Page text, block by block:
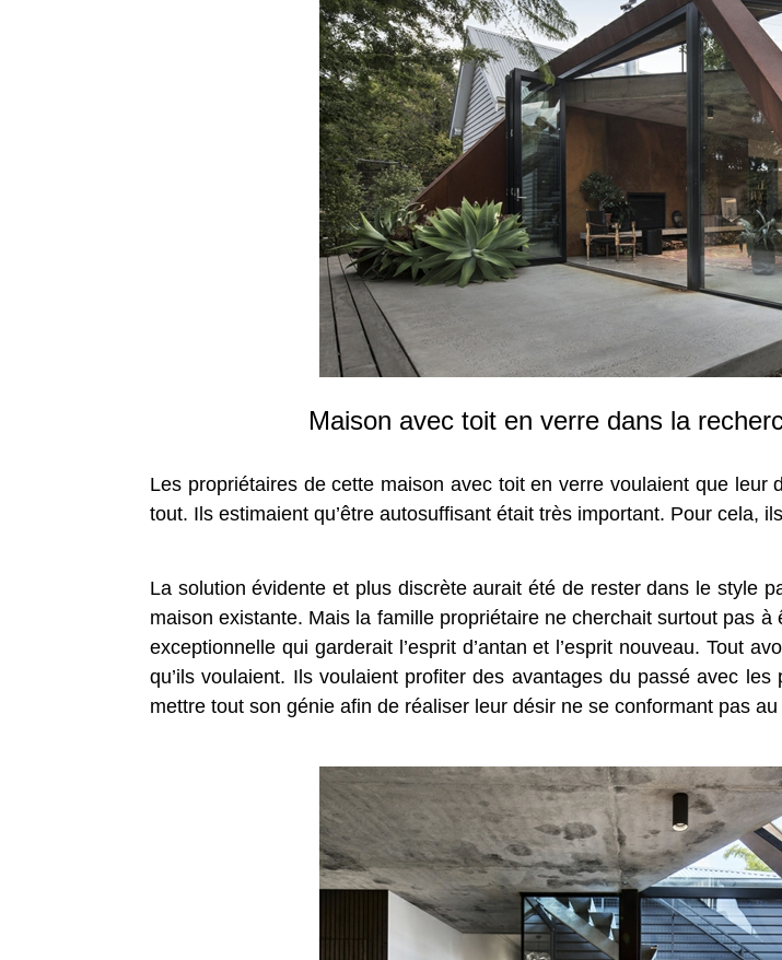
Maison avec toit en verre dans la
Les propriétaires de cette maison avec toit en verre voulaient que leur
tout. Ils estimaient qu’être autosuffisant était très important. Pour cela,
La solution évidente et plus discrète aurait été de rester dans le style
maison existante. Mais la famille propriétaire ne cherchait surtout pas
exceptionnelle qui garderait l’esprit d’antan et l’esprit nouveau. Tout
qu’ils voulaient. Ils voulaient profiter des avantages du passé avec
mettre tout son génie afin de réaliser leur désir ne se conformant pas